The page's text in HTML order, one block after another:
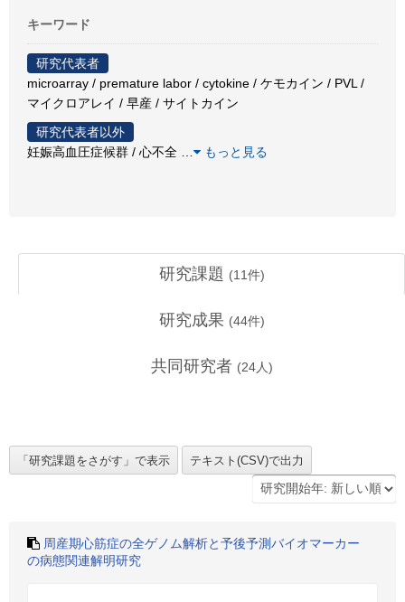
キーワード
研究代表者
microarray / premature labor / cytokine / ケモカイン / PVL /
マイクロアレイ / 早産 / サイトカイン
研究代表者以外
妊娠高血圧症候群 / 心不全
もっと見る
研究課題 (11件)
研究成果 (44件)
共同研究者 (24人)
周産期心筋症の全ゲノム解析と予後予測バイオマーカー
の病態関連解明研究